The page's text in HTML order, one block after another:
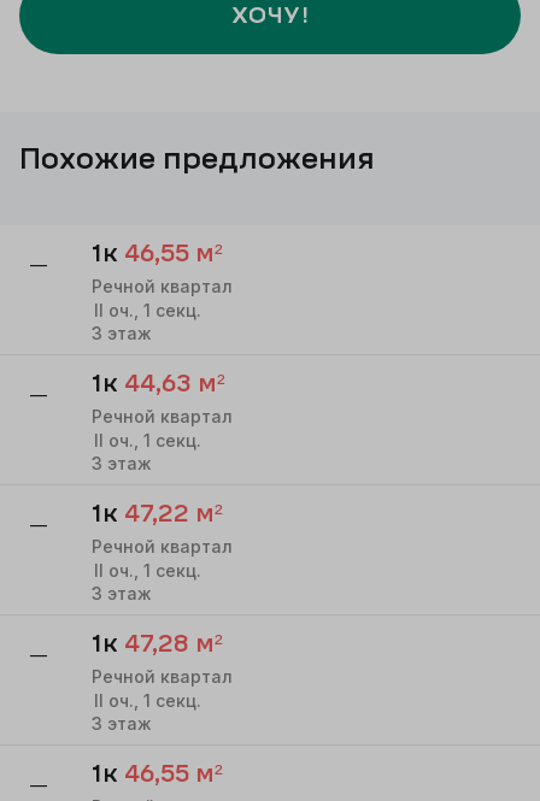
ХОЧУ!
Похожие предложения
— 1к 46,55 м²
Речной квартал
II оч., 1 секц.
3 этаж
— 1к 44,63 м²
Речной квартал
II оч., 1 секц.
3 этаж
— 1к 47,22 м²
Речной квартал
II оч., 1 секц.
3 этаж
— 1к 47,28 м²
Речной квартал
II оч., 1 секц.
3 этаж
— 1к 46,55 м²